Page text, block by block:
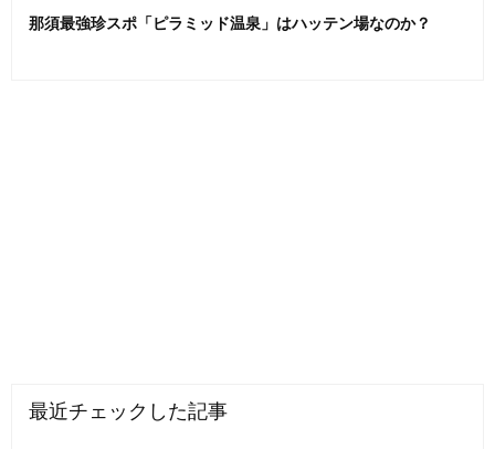
那須最強珍スポ「ピラミッド温泉」はハッテン場なのか？
最近チェックした記事